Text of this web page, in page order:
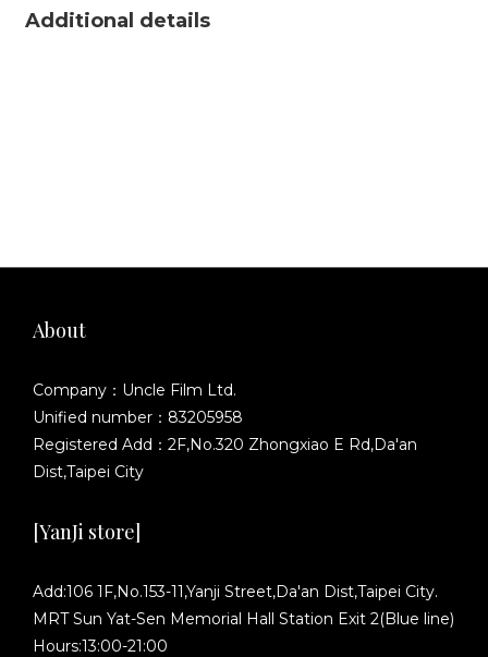
Additional details
About
Company：Uncle Film Ltd.
Unified number：83205958
Registered Add：2F,No.320 Zhongxiao E Rd,Da'an
Dist,Taipei City
[YanJi store]
Add:106 1F,No.153-11,Yanji Street,Da'an Dist,Taipei City.
MRT Sun Yat-Sen Memorial Hall Station Exit 2(Blue line)
Hours:13:00-21:00